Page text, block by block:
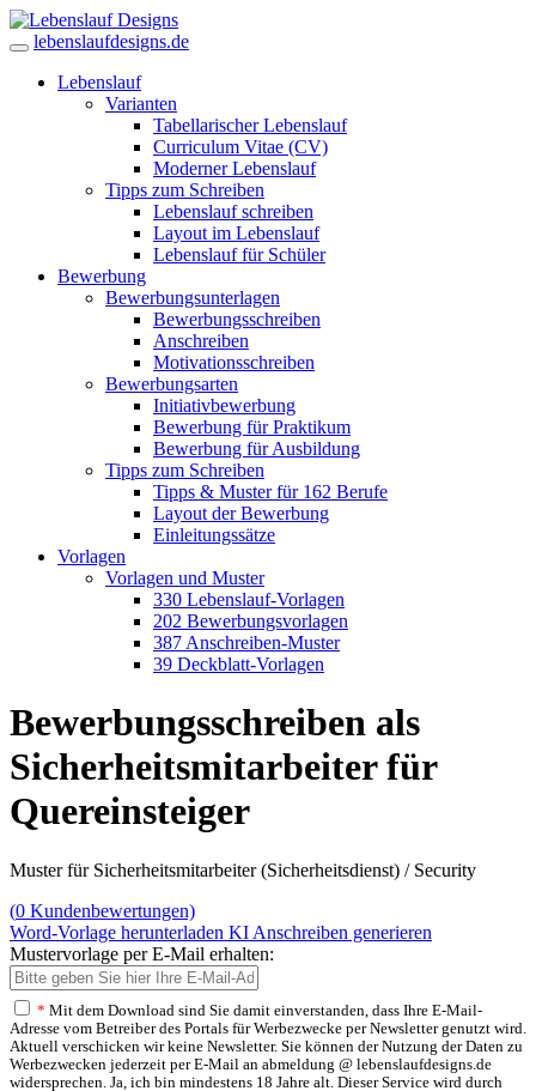
lebenslaufdesigns.de
Lebenslauf
Varianten
Tabellarischer Lebenslauf
Curriculum Vitae (CV)
Moderner Lebenslauf
Tipps zum Schreiben
Lebenslauf schreiben
Layout im Lebenslauf
Lebenslauf für Schüler
Bewerbung
Bewerbungsunterlagen
Bewerbungsschreiben
Anschreiben
Motivationsschreiben
Bewerbungsarten
Initiativbewerbung
Bewerbung für Praktikum
Bewerbung für Ausbildung
Tipps zum Schreiben
Tipps & Muster für 162 Berufe
Layout der Bewerbung
Einleitungssätze
Vorlagen
Vorlagen und Muster
330 Lebenslauf-Vorlagen
202 Bewerbungsvorlagen
387 Anschreiben-Muster
39 Deckblatt-Vorlagen
Bewerbungsschreiben als
Sicherheitsmitarbeiter für
Quereinsteiger
Muster für Sicherheitsmitarbeiter (Sicherheitsdienst) / Security
(0 Kundenbewertungen)
Word-Vorlage herunterladen KI Anschreiben generieren
Mustervorlage per E-Mail erhalten:
* Mit dem Download sind Sie damit einverstanden, dass Ihre E-Mail-
Adresse vom Betreiber des Portals für Werbezwecke per Newsletter genutzt wird.
Aktuell verschicken wir keine Newsletter. Sie können der Nutzung der Daten zu
Werbezwecken jederzeit per E-Mail an abmeldung @ lebenslaufdesigns.de
widersprechen. Ja, ich bin mindestens 18 Jahre alt. Dieser Service wird durch